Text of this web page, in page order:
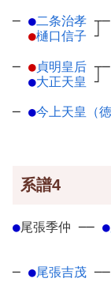
─ ●二条治孝 ┬
●樋口信子 ┘
─
─ ●貞明皇后 ┬
●大正天皇 ┘
─
─ ●今上天皇（徳
系譜4
●尾張季仲 ── ●
─ ●尾張吉茂 ──